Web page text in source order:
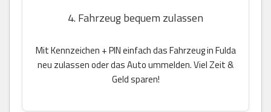
4. Fahrzeug bequem zulassen
Mit Kennzeichen + PIN einfach das Fahrzeug in Fulda
neu zulassen oder das Auto ummelden. Viel Zeit &
Geld sparen!